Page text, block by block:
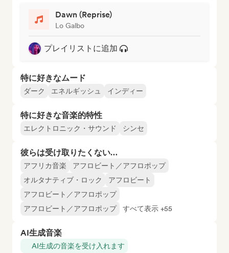
Dawn (Reprise)
Lo Galbo
プレイリストに追加
特に好きなムード
ダーク エネルギッシュ インディー
特に好きな音楽的特性
エレクトロニック・サウンド シンセ
彼らは受け取りたくない…
アフリカ音楽
アフロビート／アフロポップ
オルタナティブ・ロック
アフロビート
アフロビート／アフロポップ
アフロビート／アフロポップ
すべて表示 +55
AI生成音楽
AI生成の音楽を受け入れます